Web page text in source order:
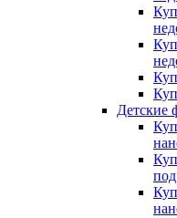
Детские